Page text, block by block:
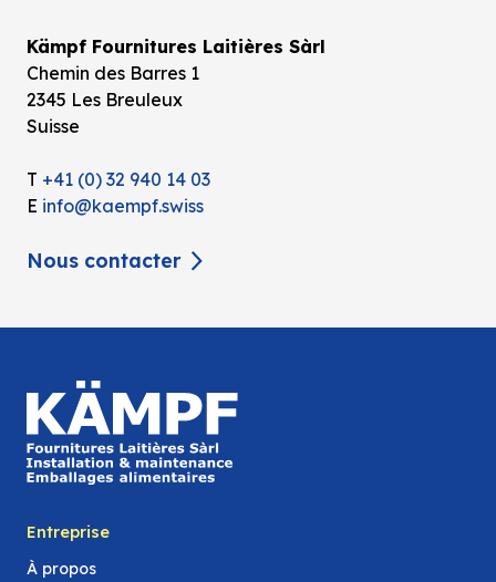
Kämpf Fournitures Laitières Sàrl
Chemin des Barres 1
2345 Les Breuleux
Suisse
T +41 (0) 32 940 14 03
E info@kaempf.swiss
Nous contacter
Entreprise
À propos